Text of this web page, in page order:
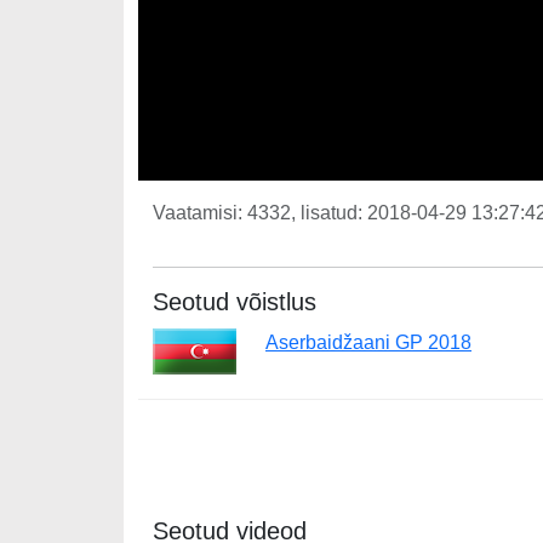
Vaatamisi: 4332, lisatud: 2018-04-29
Seotud võistlus
Aserbaidžaani GP 2018
Seotud videod